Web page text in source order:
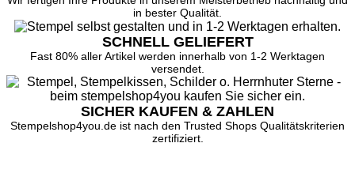
in bester Qualität.
SCHNELL GELIEFERT
Fast 80% aller Artikel werden innerhalb von 1-2 Werktagen
versendet.
SICHER KAUFEN & ZAHLEN
Stempelshop4you.de ist nach den Trusted Shops Qualitätskriterien
zertifiziert.